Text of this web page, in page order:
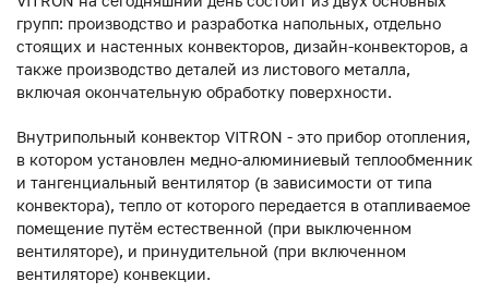
групп: производство и разработка напольных, отдельно
стоящих и настенных конвекторов, дизайн-конвекторов, а
также производство деталей из листового металла,
включая окончательную обработку поверхности.
Внутрипольный конвектор VITRON - это прибор отопления,
в котором установлен медно-алюминиевый теплообменник
и тангенциальный вентилятор (в зависимости от типа
конвектора), тепло от которого передается в отапливаемое
помещение путём естественной (при выключенном
вентиляторе), и принудительной (при включенном
вентиляторе) конвекции.